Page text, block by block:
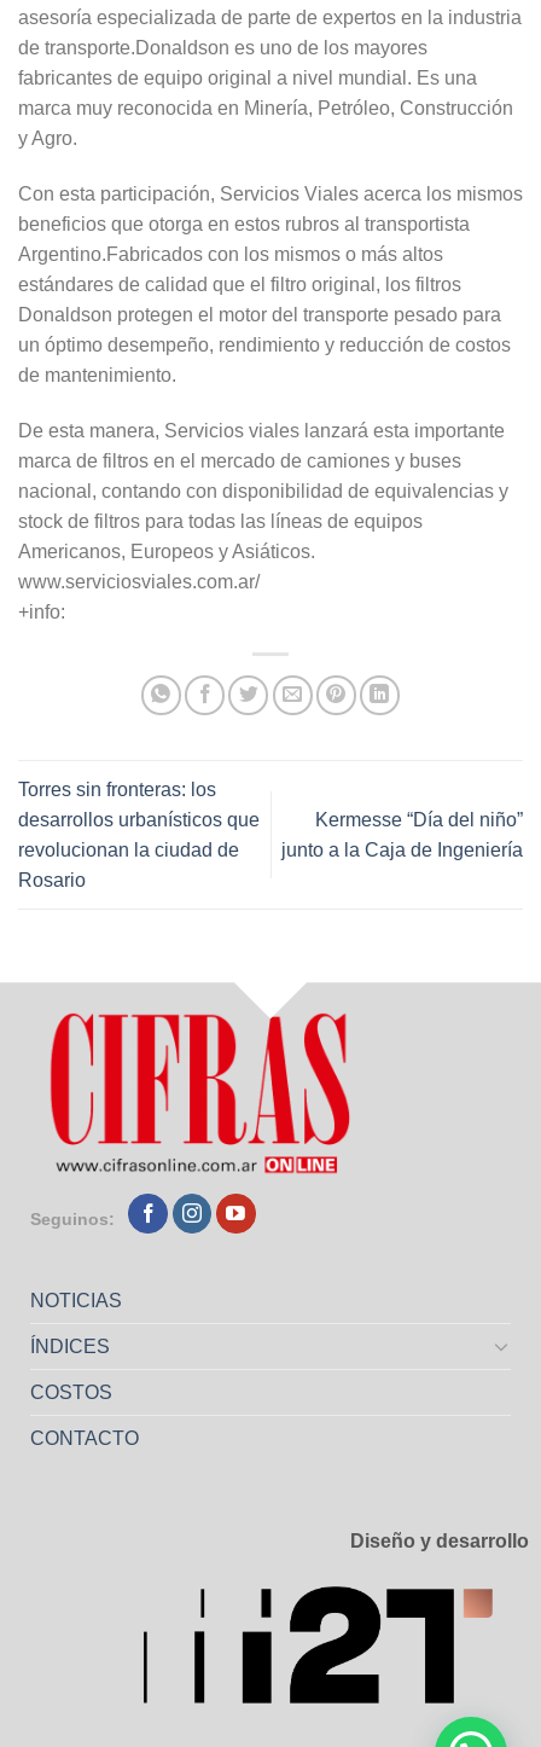
asesoría especializada de parte de expertos en la industria
de transporte.Donaldson es uno de los mayores
fabricantes de equipo original a nivel mundial. Es una
marca muy reconocida en Minería, Petróleo, Construcción
y Agro.
Con esta participación, Servicios Viales acerca los mismos
beneficios que otorga en estos rubros al transportista
Argentino.Fabricados con los mismos o más altos
estándares de calidad que el filtro original, los filtros
Donaldson protegen el motor del transporte pesado para
un óptimo desempeño, rendimiento y reducción de costos
de mantenimiento.
De esta manera, Servicios viales lanzará esta importante
marca de filtros en el mercado de camiones y buses
nacional, contando con disponibilidad de equivalencias y
stock de filtros para todas las líneas de equipos
Americanos, Europeos y Asiáticos.
www.serviciosviales.com.ar/
+info:
Torres sin fronteras: los
desarrollos urbanísticos que
revolucionan la ciudad de
Rosario
Kermesse “Día del niño”
junto a la Caja de Ingeniería
Seguinos:
NOTICIAS
ÍNDICES
COSTOS
CONTACTO
Diseño y desarrollo